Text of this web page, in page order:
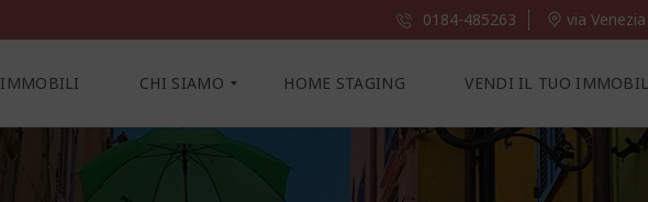
0184-485263 via
IMMOBILI CHI SIAMO HOME STAGING VENDI IL TUO